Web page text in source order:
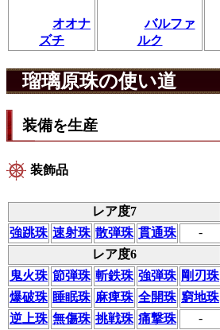
オオナ
ズチ
バルファ
ルク
瑠璃原珠の使い道
装備を生産
装飾品
レア度7
強跳珠 速射珠 散弾珠 貫通珠
-
レア度6
鬼火珠 節弾珠 斬鉄珠 強弾珠 剛刃珠
爆破珠 睡眠珠 麻痺珠 全開珠 窮地珠
逆上珠 無傷珠 挑戦珠 痛撃珠
-